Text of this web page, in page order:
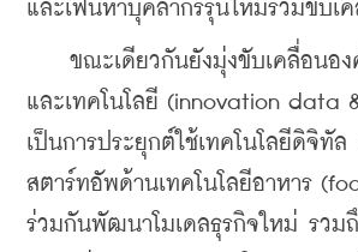
และเฟ้นหาบุคลากรรุ่นใหม่ร่วมขับเ
ขณะเดียวกันยังมุ่งขับเคลื่อนอง
และเทคโนโลยี (innovation data
เป็นการประยุกต์ใช้เทคโนโลยีดิจิทัล
สตาร์ทอัพด้านเทคโนโลยีอาหาร
ร่วมกันพัฒนาโมเดลธุรกิจใหม่ รวม